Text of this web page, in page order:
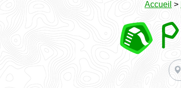
Accueil >